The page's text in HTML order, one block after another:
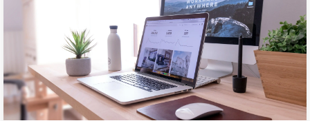
自己通过持续努力在编程、博客和养龟等领域获得了稳
定成长。文章通过这段童年友谊的碎片，反思了互联网
对青少年成长的复杂影响，以及人生赛道多元化的道
理。